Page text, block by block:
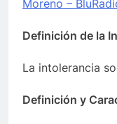
Moreno –
Definición de la
La intolerancia
Definición y